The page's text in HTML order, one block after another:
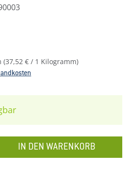
(37,52 € / 1 Kilogramm)
Gib den gewünschten
IN DEN WARENKORB